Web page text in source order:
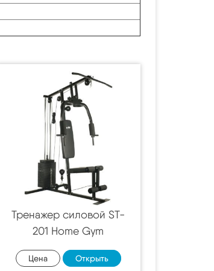
Тренажер силовой ST-
201 Home Gym
Цена Открыть